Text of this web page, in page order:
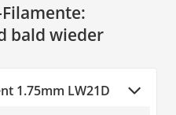
bald wieder
1.75mm LW21D